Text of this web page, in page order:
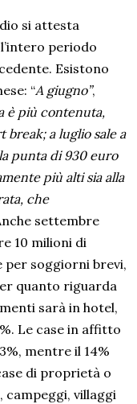
si attesta
periodo
Esistono
“A giugno”,
è più contenuta,
a luglio sale a
punta di 930 euro
più alti sia alla
che
settembre
10 milioni di
soggiorni brevi,
quanto riguarda
sarà in hotel,
Le case in affitto
mentre il 14%
di proprietà o
villaggi